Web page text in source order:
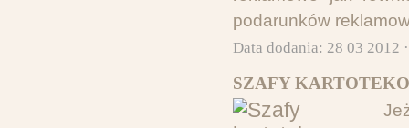
podarunków
Data dodania: 28 03 2012
SZAFY